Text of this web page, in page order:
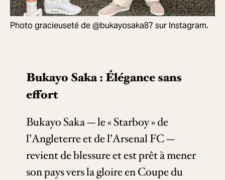
Photo gracieuseté de @bukayosaka87 sur Instagram.
Bukayo Saka : Élégance sans
effort
Bukayo Saka — le « Starboy » de
l’Angleterre et de l’Arsenal FC —
revient de blessure et est prêt à mener
son pays vers la gloire en Coupe du